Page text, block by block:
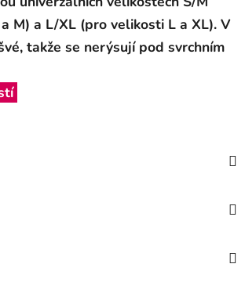
M) a L/XL (pro velikosti L a XL). V
takže se nerýsují pod svrchním